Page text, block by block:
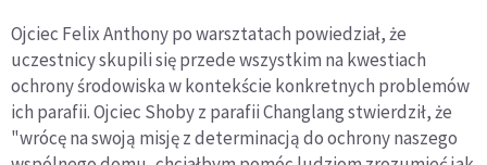
Ojciec Felix Anthony po warsztatach powiedział, że
uczestnicy skupili się przede wszystkim na kwestiach
ochrony środowiska w kontekście konkretnych problemów
ich parafii. Ojciec Shoby z parafii Changlang stwierdził, że
"wrócę na swoją misję z determinacją do ochrony naszego